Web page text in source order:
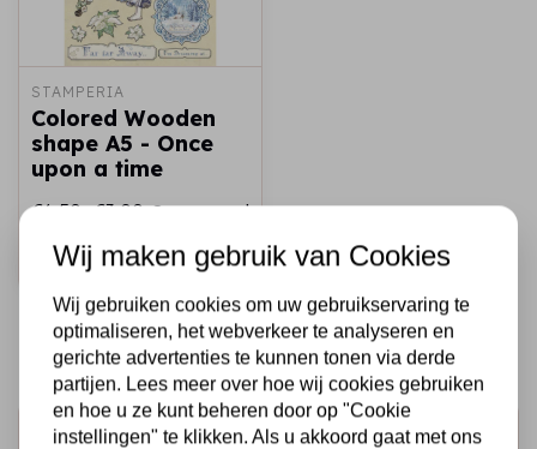
STAMPERIA
Colored Wooden
shape A5 - Once
upon a time
€6,50 €3,00 Op voorraad
Snel toevoegen
Schrijf je in voor de nieuwsbrief
Wij maken gebruik van Cookies
Wij gebruiken cookies om uw gebruikservaring te
optimaliseren, het webverkeer te analyseren en
gerichte advertenties te kunnen tonen via derde
partijen. Lees meer over hoe wij cookies gebruiken
en hoe u ze kunt beheren door op "Cookie
instellingen" te klikken. Als u akkoord gaat met ons